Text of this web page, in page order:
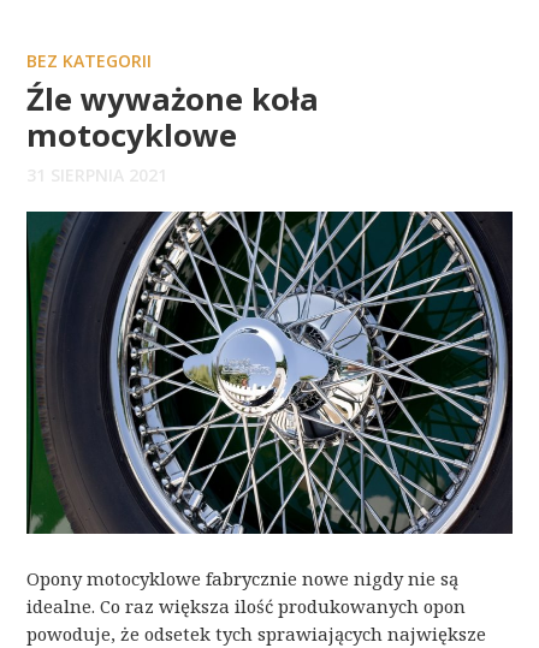
BEZ KATEGORII
Źle wyważone koła
motocyklowe
31 SIERPNIA 2021
Opony motocyklowe fabrycznie nowe nigdy nie są
idealne. Co raz większa ilość produkowanych opon
powoduje, że odsetek tych sprawiających największe